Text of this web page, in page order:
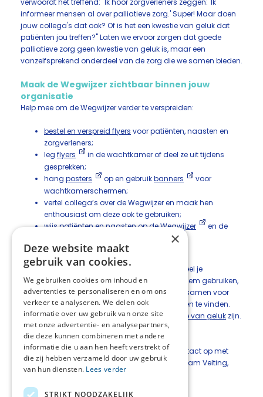
verwoordt het treffend: "Ik hoor zorgverleners zeggen: 'Ik
informeer mensen al over palliatieve zorg.' Super! Maar doen
jouw collega's dat ook? Of is het een kwestie van geluk dat
patiënten jou treffen?" Laten we ervoor zorgen dat goede
palliatieve zorg geen kwestie van geluk is, maar een
vanzelfsprekend onderdeel van de zorg die we samen bieden.
Maak de Wegwijzer zichtbaar binnen jouw
organisatie
Help mee om de Wegwijzer verder te verspreiden:
bestel en verspreid flyers voor patiënten, naasten en
zorgverleners;
leg flyers
in de wachtkamer of deel ze uit tijdens
gesprekken;
hang posters op en gebruikbanners
voor
wachtkamerschermen;
vertel collega’s over de Wegwijzer en maak hen
enthousiast om deze ook te gebruiken;
wijs patiënten en naasten op deWegwijzer
en de
Samen op weg in de palliatieve fase
Ga aan de slag, probeer de Wegwijzer uit en deel je
ervaringen. Zoals Anke van Bentum zegt: “Ga hem gebruiken,
probeer het, kijk hoe het gaat.” Zo zorgen we er samen voor
dat meer mensen de juiste ondersteuning weten te vinden.
Want goede palliatieve zorg mag geen kwestie van geluk zijn.
Meer informatie?
Wil je meer weten over de Wegwijzer, neem contact op met
Ineke van Laar,i.vanlaar@zorgspectrum.nl
, Mirjam Velting,
m.velting@careyn.nlof Willemien Schep,
willemien.schep@beweging3.nl
×
Deze website maakt
gebruik van cookies.
We gebruiken cookies om inhoud en
advertenties te personaliseren en om ons
verkeer te analyseren. We delen ook
informatie over uw gebruik van onze site
met onze advertentie- en analysepartners,
die deze kunnen combineren met andere
informatie die u aan hen heeft verstrekt of
die zij hebben verzameld door uw gebruik
van hun diensten. Lees verder
STRIKT NOODZAKELIJK